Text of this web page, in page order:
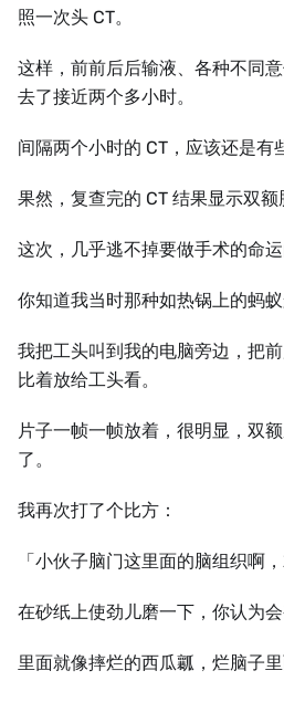
照一次头 CT。
这样，前前后后输液、各种不同
去了接近两个多小时。
间隔两个小时的 CT，应该还是有
果然，复查完的 CT 结果显示双额
这次，几乎逃不掉要做手术的命运
你知道我当时那种如热锅上的蚂
我把工头叫到我的电脑旁边，把
比着放给工头看。
片子一帧一帧放着，很明显，双
了。
我再次打了个比方：
「小伙子脑门这里面的脑组织啊
在砂纸上使劲儿磨一下，你认为
里面就像摔烂的西瓜瓤，烂脑子里